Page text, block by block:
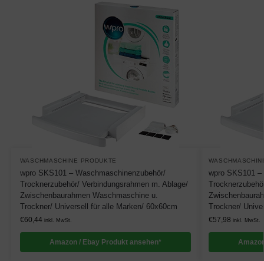
WASCHMASCHINE PRODUKTE
wpro SKS101 – Waschmaschinenzubehör/
Trocknerzubehör/ Verbindungsrahmen m. Ablage/
Zwischenbaurahmen Waschmaschine u.
Trockner/ Universell für alle Marken/ 60x60cm
€60,44 inkl. MwSt.
Amazon / Ebay Produkt ansehen*
wpro SKS101
Trockner/
€57,98 inkl. MwSt.